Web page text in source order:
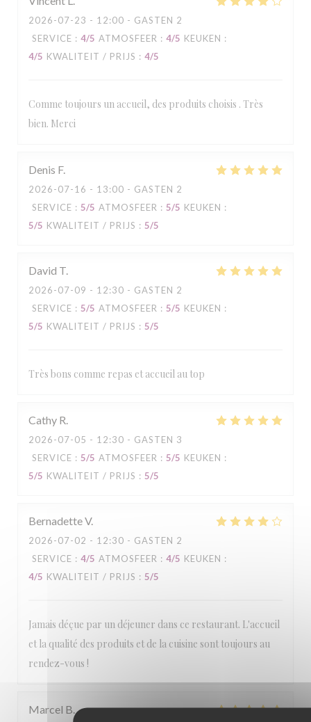
2026-07-23 - 12:00 - GASTEN 2
SERVICE : 4/5 ATMOSFEER : 4/5 KEUKEN :
4/5 KWALITEIT / PRIJS : 4/5
Comme toujours un accueil, des produits choisis . Très
bien. Merci
Denis F
2026-07-16 - 13:00 - GASTEN 2
SERVICE : 5/5 ATMOSFEER : 5/5 KEUKEN :
5/5 KWALITEIT / PRIJS : 5/5
David T
2026-07-09 - 12:30 - GASTEN 2
SERVICE : 5/5 ATMOSFEER : 5/5 KEUKEN :
5/5 KWALITEIT / PRIJS : 5/5
Très bons comme repas et accueil au top
Cathy R
2026-07-05 - 12:30 - GASTEN 3
SERVICE : 5/5 ATMOSFEER : 5/5 KEUKEN :
5/5 KWALITEIT / PRIJS : 5/5
BernadetteV
2026-07-02 - 12:30 - GASTEN 2
SERVICE : 4/5 ATMOSFEER : 4/5 KEUKEN :
4/5 KWALITEIT / PRIJS : 5/5
Jamais déçue par un déjeuner dans ce restaurant. L'accueil
et la qualité des produits et de la cuisine sont toujours au
rendez-vous !
Marcel B